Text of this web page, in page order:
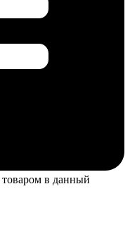
в данный